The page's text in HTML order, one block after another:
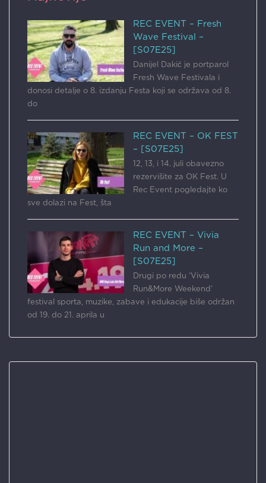
REC EVENT – Fresh
Wave Festival –
[S07E25]
Danijel Dakić je portparol
Fresh Wave Festivala i
donosi detalje o 8. izdanju Festa koji se održava od 8.
do
REC EVENT – OK FEST
– [S07E25]
12, 13, i 14. juli obavezno
rezervišite za OK Fest. U
Rec Event pogledajte ko
sve dolazi na Fest, šta
REC EVENT – Vivia
Run and More –
[S07E25]
Drugi po redu ‘Vivia
Run&More Weekend’
festival sporta, muzike, zabave i edukacije biše održan
od 19. do 21. aprila u